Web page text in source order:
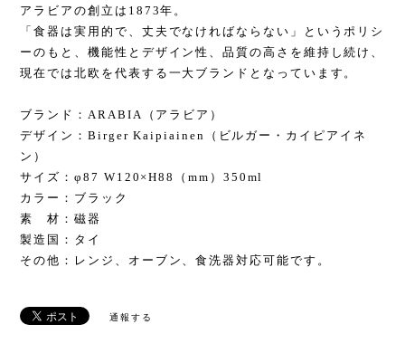
アラビアの創立は1873年。
「食器は実用的で、丈夫でなければならない」というポリシ
ーのもと、機能性とデザイン性、品質の高さを維持し続け、
現在では北欧を代表する一大ブランドとなっています。
ブランド：ARABIA（アラビア）
デザイン：Birger Kaipiainen（ビルガー・カイピアイネ
ン）
サイズ：φ87 W120×H88（mm）350ml
カラー：ブラック
素 材：磁器
製造国：タイ
その他：レンジ、オーブン、食洗器対応可能です。
通報する